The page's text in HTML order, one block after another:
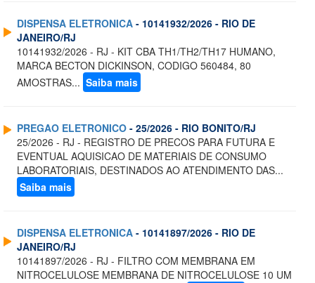
DISPENSA ELETRONICA - 10141932/2026 - RIO DE
JANEIRO/RJ
10141932/2026 - RJ - KIT CBA TH1/TH2/TH17 HUMANO,
MARCA BECTON DICKINSON, CODIGO 560484, 80
AMOSTRAS... Saiba mais
PREGAO ELETRONICO - 25/2026 - RIO BONITO/RJ
25/2026 - RJ - REGISTRO DE PRECOS PARA FUTURA E
EVENTUAL AQUISICAO DE MATERIAIS DE CONSUMO
LABORATORIAIS, DESTINADOS AO ATENDIMENTO DAS...
Saiba mais
DISPENSA ELETRONICA - 10141897/2026 - RIO DE
JANEIRO/RJ
10141897/2026 - RJ - FILTRO COM MEMBRANA EM
NITROCELULOSE MEMBRANA DE NITROCELULOSE 10 UM